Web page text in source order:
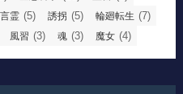
言霊 (5) 誘拐 (5) 輪廻転生 (7)
風習 (3) 魂 (3) 魔女 (4)